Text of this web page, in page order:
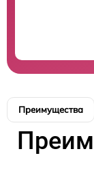
Преимущества